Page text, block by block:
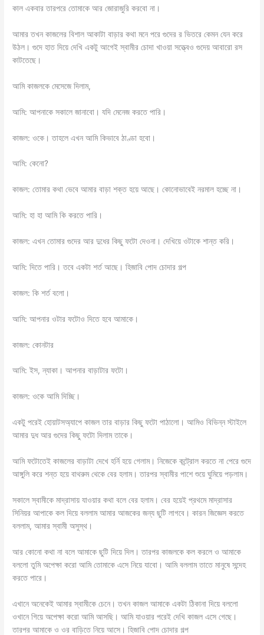
কাল একবার তারপরে তোমাকে আর জোরাজুরি করবো না।
আমার তখন কাজলের বিশাল আকাটা বাড়ার কথা মনে পরে গুদের র ভিতরে কেমন যেন করে
উঠল। গুদে হাত দিয়ে দেখি একটু আগেই স্বামীর চোদা খাওয়া সত্ত্বেও গুদেয় আবারো রস
কাটতেছে‌।
আমি কাজলকে মেসেজে দিলাম,
আমি: আপনাকে সকালে জানাবো। যদি মেনেজ করতে পারি।
কাজল: ওকে। তাহলে এখন আমি কিভাবে ঠাণ্ডা হবো।
আমি: কেনো?
কাজল: তোমার কথা ভেবে আমার বাড়া শক্ত হয়ে আছে। কোনোভাবেই নরমাল হচ্ছে না।
আমি: হা হা আমি কি করতে পারি।
কাজল: এখন তোমার গুদের আর দুধের কিছু ফটো দেওনা। দেখিয়ে ওটাকে শান্ত করি।
আমি: দিতে পারি। তবে একটা শর্ত আছে। হিজাবি পোদ চোদার গল্প
কাজল: কি শর্ত বলো।
আমি: আপনার ওটার ফটোও দিতে হবে আমাকে।
কাজল: কোনটার
আমি: ইস, ন্যাকা। আপনার বাড়াটার ফটো।
কাজল: ওকে আমি দিচ্ছি।
একটু পরেই হোয়াটসঅ্যাপে কাজল তার বাড়ার কিছু ফটো পাঠালো। আমিও বিভিন্ন স্টাইলে
আমার দুধ আর গুদের কিছু ফটো দিলাম তাকে‌।
আমি ফটোতেই কাজলের বাড়াটা দেখে হর্নি হয়ে গেলাম। নিজেকে কন্ট্রোল করতে না পেরে গুদে
আঙ্গুলি করে শন্ত হয়ে বাথরুম থেকে বের হলাম। তারপর স্বামীর পাশে শুয়ে ঘুমিয়ে পড়লাম।
সকালে স্বামীকে মাদ্রাসায় যাওয়ার কথা বলে বের হলাম। বের হয়েই প্রথমে মাদ্রাসার
সিনিয়র আপাকে কল দিয়ে বললাম আমার আজকের জন্য ছুটি লাগবে। কারন জিজ্ঞেস করতে
বললাম, আমার স্বামী অসুস্থ।
আর কোনো কথা না বলে আমাকে ছুটি দিয়ে দিল। তারপর কাজলকে কল করলে ও আমাকে
বললো তুমি অপেক্ষা করো আমি তোমাকে এসে নিয়ে যাবো। আমি বললাম তাতে মানুষে সন্দেহ
করতে পারে।
এখানে অনেকেই আমার স্বামীকে চেনে। তখন কাজল আমাকে একটা ঠিকানা দিয়ে বললো
ওখানে গিয়ে অপেক্ষা করো আমি আসছি। আমি যাওয়ার পরেই দেখি কাজল এসে গেছে।
তারপর আমাকে ও ওর বাড়িতে নিয়ে আসে। হিজাবি পোদ চোদার গল্প